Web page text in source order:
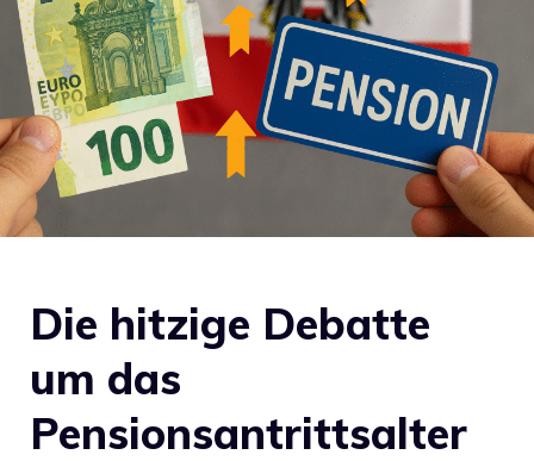
Die hitzige Debatte
um das
Pensionsantrittsalter